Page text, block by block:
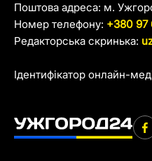
Поштова адреса: м.
Номер телефону: +380 97
Редакторська скринька:
Ідентифікатор онлайн-